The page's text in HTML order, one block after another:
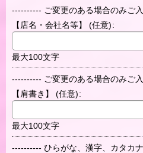
---------- ご変更のある場合のみご
【店名・会社名等】 (任意):
最大100文字
---------- ご変更のある場合のみご
【肩書き】 (任意):
最大100文字
---------- ひらがな、漢字、カタカ